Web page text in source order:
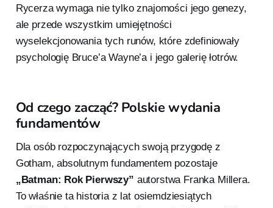
Rycerza wymaga nie tylko znajomości jego genezy,
ale przede wszystkim umiejętności
wyselekcjonowania tych runów, które zdefiniowały
psychologię Bruce’a Wayne’a i jego galerię łotrów.
Od czego zacząć? Polskie wydania
fundamentów
Dla osób rozpoczynających swoją przygodę z
Gotham, absolutnym fundamentem pozostaje
„Batman: Rok Pierwszy” autorstwa Franka Millera.
To właśnie ta historia z lat osiemdziesiątych